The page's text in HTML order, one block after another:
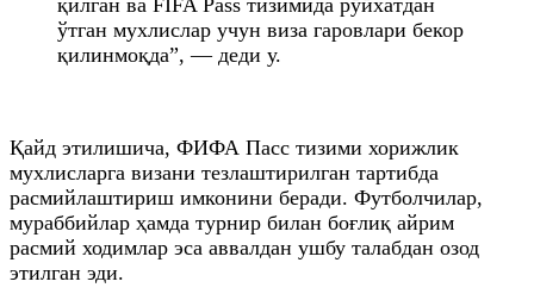
ўтган мухлислар учун виза гаровлари бекор
қилинмоқда”, — деди у.
Қайд этилишича, ФИФА Пасс тизими хорижлик
мухлисларга визани тезлаштирилган тартибда
расмийлаштириш имконини беради. Футболчилар,
мураббийлар ҳамда турнир билан боғлиқ айрим
расмий ходимлар эса аввалдан ушбу талабдан озод
этилган эди.